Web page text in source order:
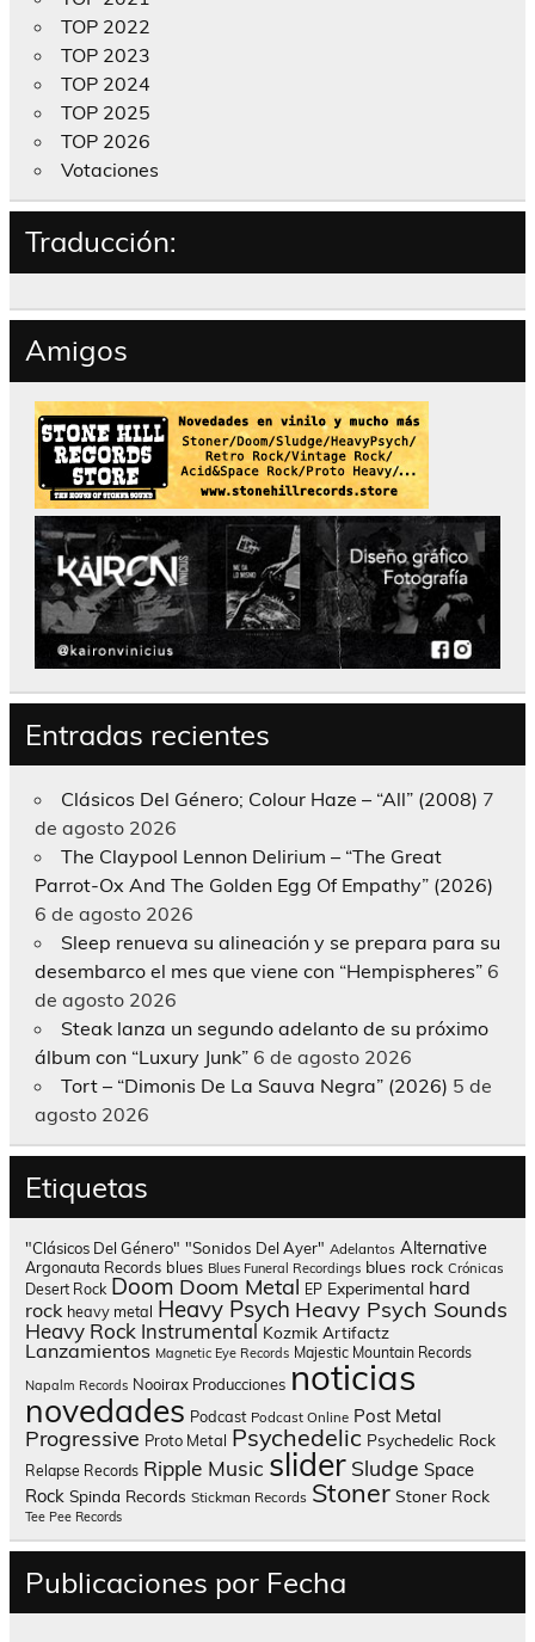
TOP 2022
TOP 2023
TOP 2024
TOP 2025
TOP 2026
Votaciones
Traducción:
Amigos
Entradas recientes
Clásicos Del Género; Colour Haze – “All” (2008) 7
de agosto 2026
The Claypool Lennon Delirium – “The Great
Parrot-Ox And The Golden Egg Of Empathy” (2026)
6 de agosto 2026
Sleep renueva su alineación y se prepara para su
desembarco el mes que viene con “Hempispheres” 6
de agosto 2026
Steak lanza un segundo adelanto de su próximo
álbum con “Luxury Junk” 6 de agosto 2026
Tort – “Dimonis De La Sauva Negra” (2026) 5 de
agosto 2026
Etiquetas
"Clásicos Del Género" "Sonidos Del Ayer" Adelantos Alternative
Argonauta Records blues Blues Funeral Recordings blues rock Crónicas
Desert Rock Doom Doom Metal EP Experimental hard
rock heavy metal Heavy Psych Heavy Psych Sounds
Heavy Rock Instrumental Kozmik Artifactz
Lanzamientos Magnetic Eye Records Majestic Mountain Records
Napalm Records Nooirax Producciones noticias
novedades Podcast Podcast Online Post Metal
Progressive Proto Metal Psychedelic Psychedelic Rock
Relapse Records Ripple Music slider Sludge Space
Rock Spinda Records Stickman Records Stoner Stoner Rock
Tee Pee Records
Publicaciones por Fecha